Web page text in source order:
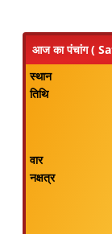
आज का पंचांग (
स्थान
तिथि
वार
नक्षत्र